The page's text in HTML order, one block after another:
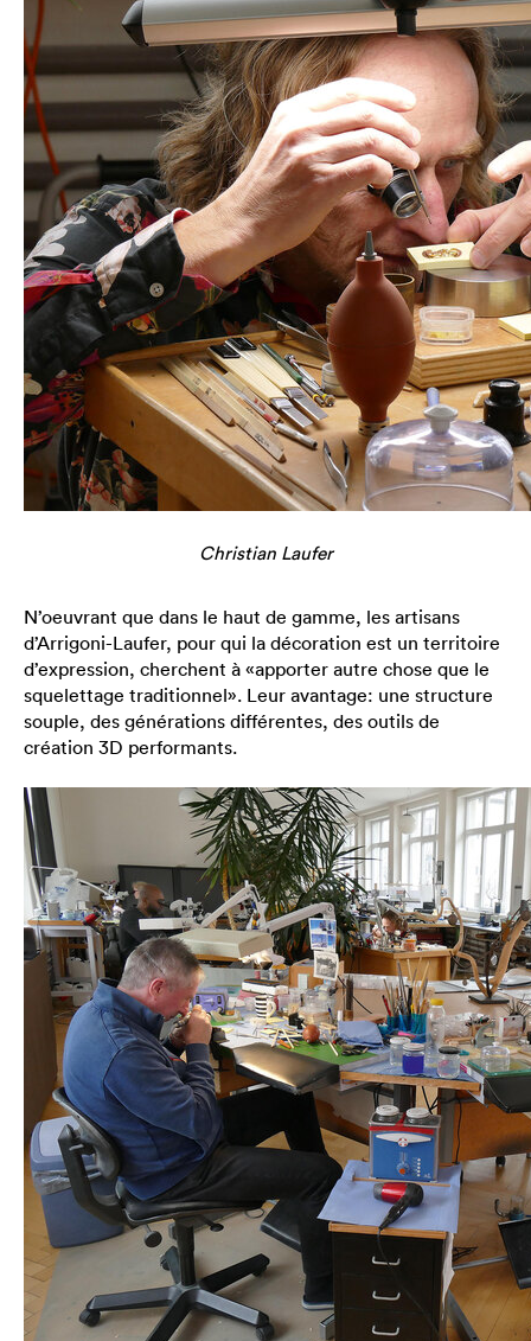
Christian Laufer
N’oeuvrant que dans le haut de gamme, les artisans
d’Arrigoni-Laufer, pour qui la décoration est un territoire
d’expression, cherchent à «apporter autre chose que le
squelettage traditionnel». Leur avantage: une structure
souple, des générations différentes, des outils de
création 3D performants.